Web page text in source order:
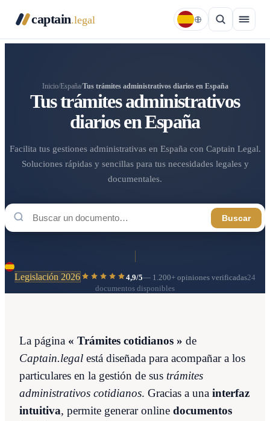
captain.legal
Inicio/España/Tus trámites administrativos diarios en España
Tus trámites administrativos
diarios en España
Facilita tus gestiones administrativas en España con Captain Legal.
Soluciones rápidas y sencillas para tus necesidades legales y
documentales.
Buscar
Legislación 2026 4,9/5— 1.200+ opiniones verificadas24
documentos disponibles
La página « Trámites cotidianos » de
Captain.legal está diseñada para acompañar a los
particulares en la gestión de sus trámites
administrativos cotidianos. Gracias a una interfaz
intuitiva, permite generar online documentos